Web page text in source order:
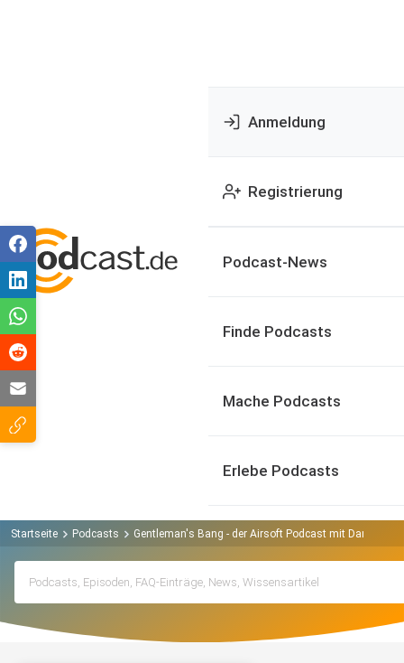
Anmeldung
Registrierung
Podcast-News
Finde Podcasts
Mache Podcasts
Erlebe Podcasts
Startseite Podcasts Gentleman's Bang - der Airsoft Podcast mit Danzig